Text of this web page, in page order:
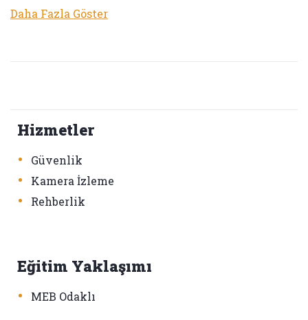
Daha Fazla Göster
Hizmetler
• Güvenlik
• Kamera İzleme
• Rehberlik
Eğitim Yaklaşımı
• MEB Odaklı